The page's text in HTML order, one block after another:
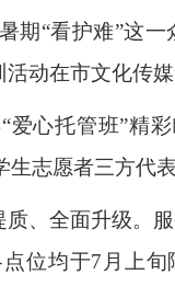
期“看护难”这
动在市文化传
爱心托管班”精
志愿者三方代
、全面升级。
位均于7月上